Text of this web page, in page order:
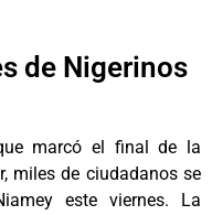
de Nigerinos
marcó el final de la
miles de ciudadanos se
este viernes. La